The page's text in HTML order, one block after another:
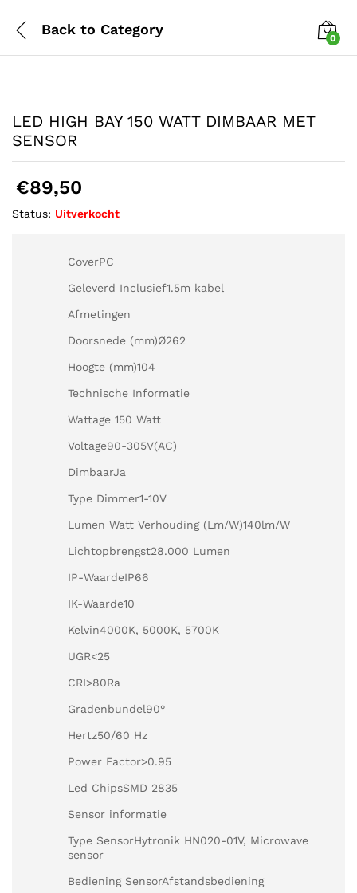
Back to Category
0
LED HIGH BAY 150 WATT DIMBAAR MET
SENSOR
€89,50
Status: Uitverkocht
CoverPC
Geleverd Inclusief1.5m kabel
Afmetingen
Doorsnede (mm)Ø262
Hoogte (mm)104
Technische Informatie
Wattage 150 Watt
Voltage90-305V(AC)
DimbaarJa
Type Dimmer1-10V
Lumen Watt Verhouding (Lm/W)140lm/W
Lichtopbrengst28.000 Lumen
IP-WaardeIP66
IK-Waarde10
Kelvin4000K, 5000K, 5700K
UGR<25
CRI>80Ra
Gradenbundel90°
Hertz50/60 Hz
Power Factor>0.95
Led ChipsSMD 2835
Sensor informatie
Type SensorHytronik HN020-01V, Microwave
sensor
Bediening SensorAfstandsbediening